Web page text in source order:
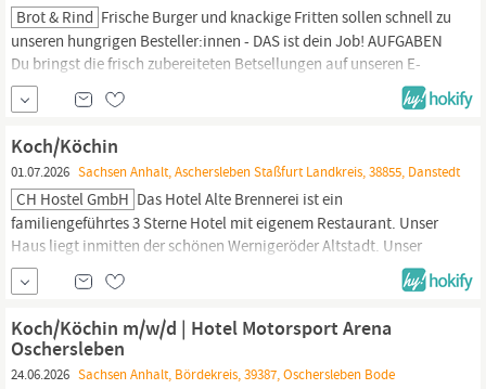
Brot & Rind Frische Burger und knackige Fritten sollen schnell zu
unseren hungrigen Besteller:innen - DAS ist dein Job! AUFGABEN
Du bringst die frisch zubereiteten Betsellungen auf unseren E-
Bikes schnell zu den Besteller:innen. Du checkst, ob die
Bestellung vollständig ist und übergibst freundlich die heiße
Ware. Als Teamplayer:in unterstützt Du zusätzlich Deine
Kollegen:innen im...
Koch/Köchin
01.07.2026 Sachsen Anhalt, Aschersleben Staßfurt Landkreis, 38855, Danstedt
CH Hostel GmbH Das Hotel Alte Brennerei ist ein
familiengeführtes 3 Sterne Hotel mit eigenem Restaurant. Unser
Haus liegt inmitten der schönen Wernigeröder Altstadt. Unser
Restaurant mit regionaler Küche verfügt über 60 Innenplätze und
60 Außenplätze in unserem schönen Biergarten. AUFGABEN
Arbeiten im a la carte - Geschäft Zubereiten und Anrichten von
kalten und warmen Speisen Vor-...
Koch/Köchin m/w/d | Hotel Motorsport Arena
Oschersleben
24.06.2026 Sachsen Anhalt, Bördekreis, 39387, Oschersleben Bode